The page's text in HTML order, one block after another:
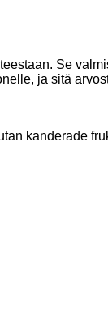
Se
ja sitä
kanderade